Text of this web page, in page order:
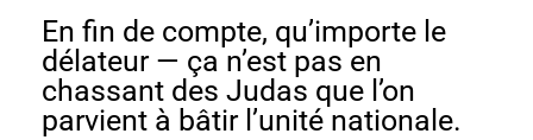
En fin de compte, qu’importe le
délateur — ça n’est pas en
chassant des Judas que l’on
parvient à bâtir l’unité nationale.